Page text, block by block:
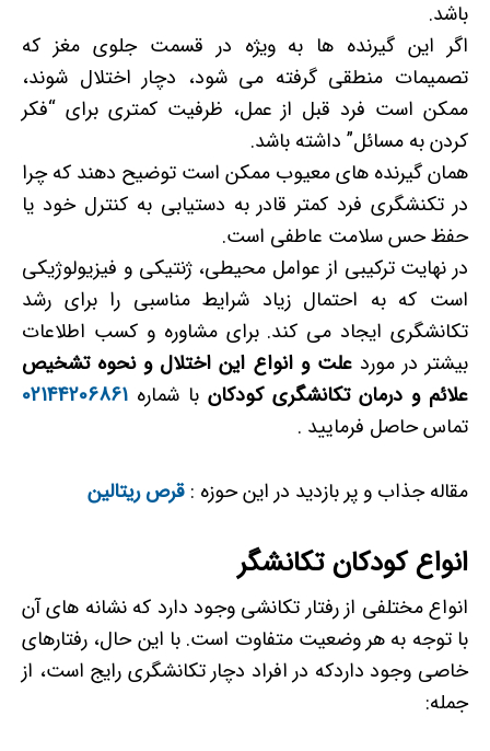
باشد.
اگر این گیرنده ها به ویژه در قسمت جلوی مغز که
تصمیمات منطقی گرفته می شود، دچار اختلال شوند،
ممکن است فرد قبل از عمل، ظرفیت کمتری برای “فکر
کردن به مسائل” داشته باشد.
همان گیرنده های معیوب ممکن است توضیح دهند که چرا
در تکنشگری فرد کمتر قادر به دستیابی به کنترل خود یا
حفظ حس سلامت عاطفی است.
در نهایت ترکیبی از عوامل محیطی، ژنتیکی و فیزیولوژیکی
است که به احتمال زیاد شرایط مناسبی را برای رشد
تکانشگری ایجاد می کند. برای مشاوره و کسب اطلاعات
بیشتر در موردعلت و انواع این اختلال و نحوه تشخیص
علائم و درمان تکانشگری کودکان با شماره 02144206861
تماس حاصل فرمایید .
مقاله جذاب و پر بازدید در این حوزه : قرص ریتالین
انواع کودکان تکانشگر
انواع مختلفی از رفتار تکانشی وجود دارد که نشانه های آن
با توجه به هر وضعیت متفاوت است. با این حال، رفتارهای
خاصی وجود داردکه در افراد دچار تکانشگری رایج است، از
جمله: